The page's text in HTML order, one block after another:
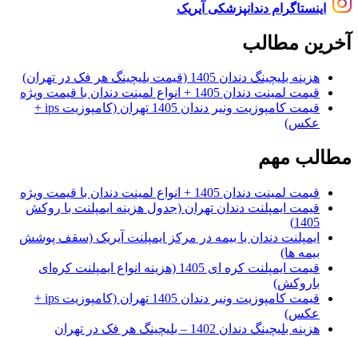
اینستاگرام دندانپزشکی آیریک
آخرین مطالب
هزینه بلیچینگ دندان 1405 (قیمت بلیچینگ هر فک در تهران)
قیمت لمینت دندان 1405 + انواع لمینت دندان با قیمت ویژه
قیمت کامپوزیت ونیر دندان 1405 تهران (کامپوزیت ips +
عکس)
مطالب مهم
قیمت لمینت دندان 1405 + انواع لمینت دندان با قیمت ویژه
قیمت ایمپلنت دندان تهران (جدول هزینه ایمپلنت با روکش
1405)
ایمپلنت دندان با بیمه در مرکز ایمپلنت آیریک (سقف پوشش
بیمه ها)
قیمت ایمپلنت کره ای‌ 1405 (هزینه انواع ایمپلنت کره‌ای
با‌روکش)
قیمت کامپوزیت ونیر دندان 1405 تهران (کامپوزیت ips +
عکس)
هزینه بلیچینگ دندان 1402 – بلیچینگ هر فک در تهران